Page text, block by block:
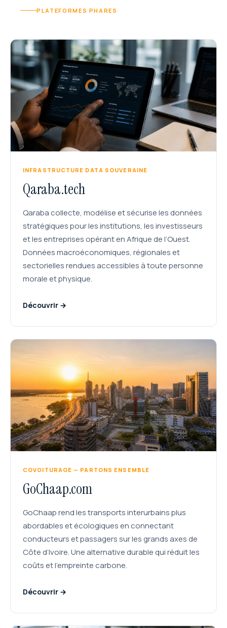
PLATEFORMES PHARES
INFRASTRUCTURE DATA SOUVERAINE
Qaraba.tech
Qaraba collecte, modélise et sécurise les données
stratégiques pour les institutions, les investisseurs
et les entreprises opérant en Afrique de l’Ouest.
Données macroéconomiques, régionales et
sectorielles rendues accessibles à toute personne
morale et physique.
Découvrir →
COVOITURAGE — PARTONS ENSEMBLE
GoChaap.com
GoChaap rend les transports interurbains plus
abordables et écologiques en connectant
conducteurs et passagers sur les grands axes de
Côte d’Ivoire. Une alternative durable qui réduit les
coûts et l’empreinte carbone.
Découvrir →